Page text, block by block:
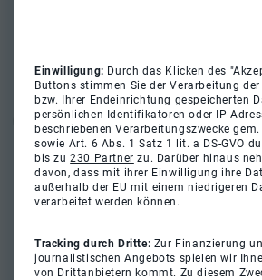
Einwilligung: Durch das Klicken des
Buttons stimmen Sie der Verarbeitung
bzw. Ihrer Endeinrichtung gespeicherten
persönlichen Identifikatoren oder IP-
beschriebenen Verarbeitungszwecke gem.
sowie Art. 6 Abs. 1 Satz 1 lit. a DS-GVO
bis zu230 Partner zu. Darüber hinaus
davon, dass mit ihrer Einwilligung ihre
außerhalb der EU mit einem niedrigeren
verarbeitet werden können.
Tracking durch Dritte: Zur Finanzierung
journalistischen Angebots spielen wir
von Drittanbietern kommt. Zu diesem